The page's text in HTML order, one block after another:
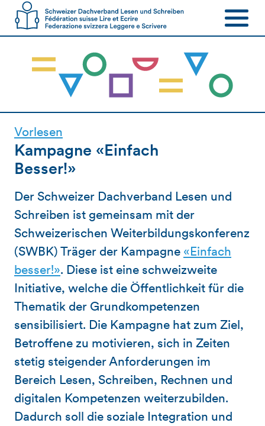
Vorlesen
Kampagne «Einfach
Besser!»
Der Schweizer Dachverband Lesen und
Schreiben ist gemeinsam mit der
Schweizerischen Weiterbildungskonferenz
(SWBK) Träger der Kampagne «Einfach
besser!». Diese ist eine schweizweite
Initiative, welche die Öffentlichkeit für die
Thematik der Grundkompetenzen
sensibilisiert. Die Kampagne hat zum Ziel,
Betroffene zu motivieren, sich in Zeiten
stetig steigender Anforderungen im
Bereich Lesen, Schreiben, Rechnen und
digitalen Kompetenzen weiterzubilden.
Dadurch soll die soziale Integration und